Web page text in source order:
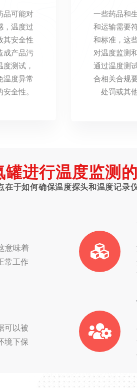
品可能对
，温度过
其安全性
成产品污
测试，
温度异常
全性。
一些药品和
和运输需要
和标准，这
对温度监测
通过温度测
合相关合规
处罚或其
罐进行温度监测
于如何确保温度探头和温度记录
意味着
常工作
可以被
境下保